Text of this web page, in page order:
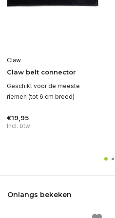
Claw
Claw belt connector
Geschikt voor de meeste
riemen (tot 6 cm breed)
€19,95
Incl. btw
Onlangs bekeken